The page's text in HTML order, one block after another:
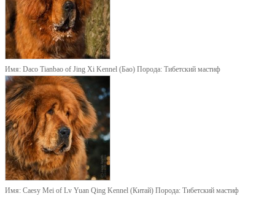
Имя: Daco Tianbao of Jing Xi Kennel (Бао) Порода: Тибетский мастиф
Имя: Caesy Mei of Lv Yuan Qing Kennel (Китай) Порода: Тибетский мастиф